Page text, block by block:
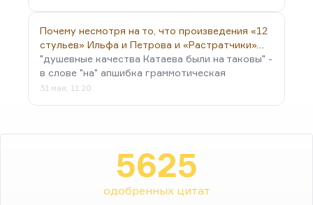
Почему несмотря на то, что произведения «12
стульев» Ильфа и Петрова и «Растратчики»…
"душевные качества Катаева были на таковы" -
в слове "на" апшибка граммотическая
31 мая, 11:20
5625
одобренных цитат